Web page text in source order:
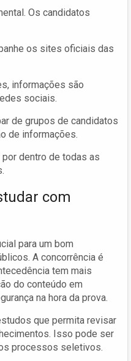
Os candidatos
os sites oficiais das
informações são
sociais.
de grupos de candidatos
de informações.
dentro de todas as
com
para um bom
A concorrência é
tem mais
do conteúdo em
na hora da prova.
que permita revisar
Isso pode ser
processos seletivos.